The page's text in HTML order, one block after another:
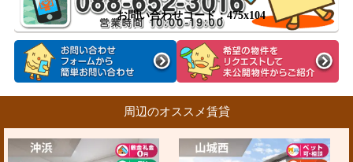
お問い合わせコード：475x104
周辺のオススメ賃貸